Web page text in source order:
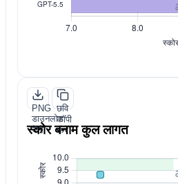
PNG
डाउनलोड
करें
छवि
कॉपी
करें
स्कोर बनाम कुल लागत